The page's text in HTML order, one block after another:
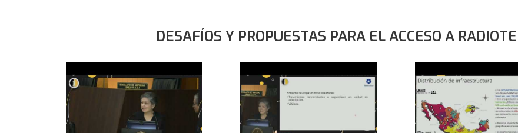
DESAFÍOS Y PROPUESTAS PARA EL ACCESO A